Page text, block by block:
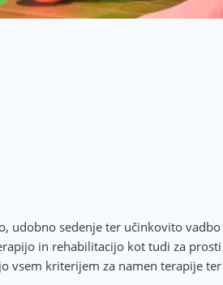
udobno sedenje ter učinkovito
in rehabilitacijo kot tudi za
vsem kriterijem za namen terapije